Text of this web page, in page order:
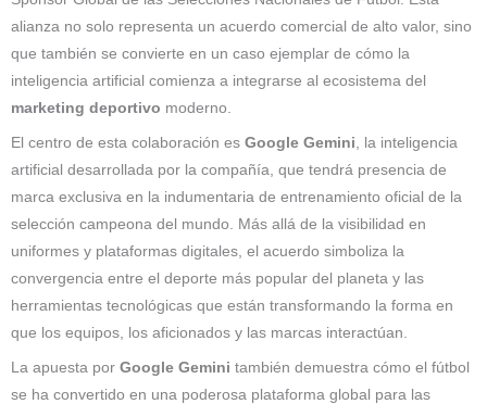
alianza no solo representa un acuerdo comercial de alto valor, sino
que también se convierte en un caso ejemplar de cómo la
inteligencia artificial comienza a integrarse al ecosistema del
marketing deportivo moderno.
El centro de esta colaboración es Google Gemini , la inteligencia
artificial desarrollada por la compañía, que tendrá presencia de
marca exclusiva en la indumentaria de entrenamiento oficial de la
selección campeona del mundo. Más allá de la visibilidad en
uniformes y plataformas digitales, el acuerdo simboliza la
convergencia entre el deporte más popular del planeta y las
herramientas tecnológicas que están transformando la forma en
que los equipos, los aficionados y las marcas interactúan.
La apuesta por Google Gemini también demuestra cómo el fútbol
se ha convertido en una poderosa plataforma global para las